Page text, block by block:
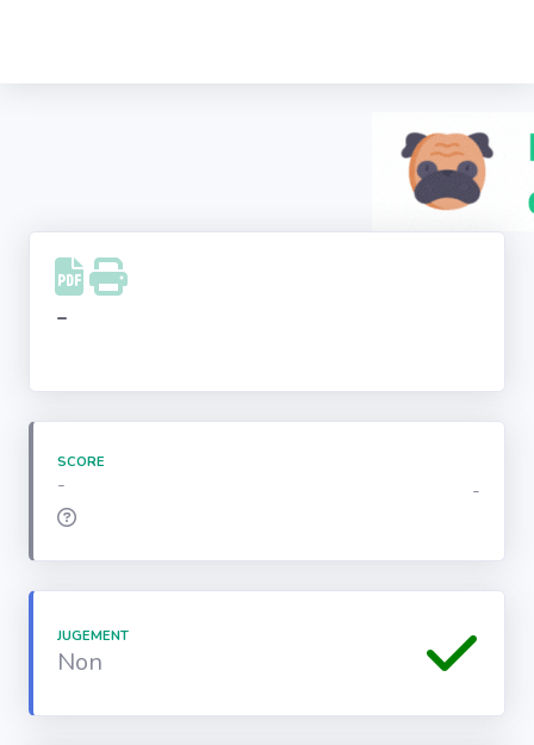
Facebook
Instagram
-
SCORE
- -
JUGEMENT
Non